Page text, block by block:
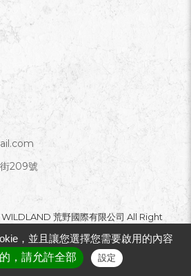
209號
荒野國際有限公司 All Right
Reserverd.
，並且讓您選擇您需要啟用的內容
，請允許全部
設定